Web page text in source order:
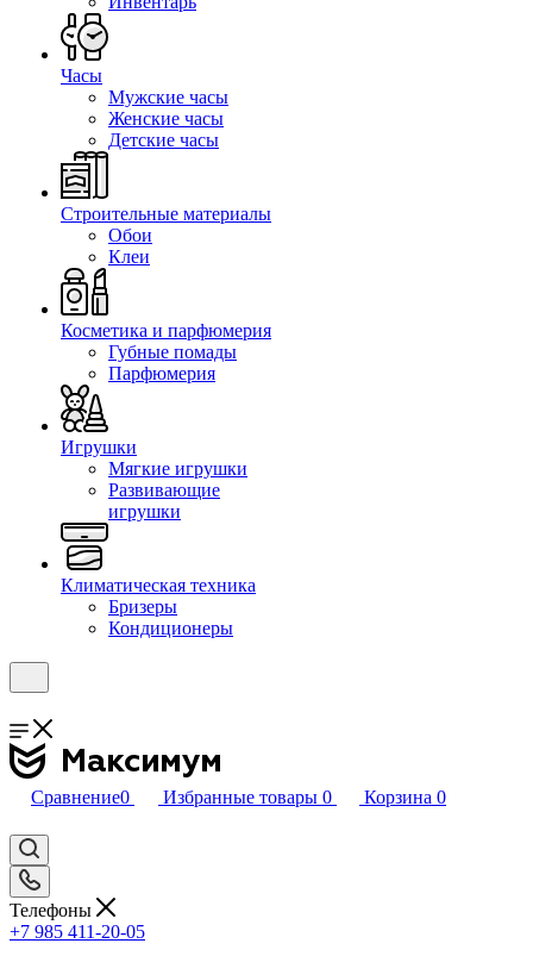
Часы
Мужские часы
Женские часы
Детские часы
Строительные материалы
Обои
Клеи
Косметика и парфюмерия
Губные помады
Парфюмерия
Игрушки
Мягкие игрушки
Развивающие
игрушки
Климатическая техника
Бризеры
Кондиционеры
Сравнение0 Избранные товары 0 Корзина 0
Телефоны
+7 985 411-20-05